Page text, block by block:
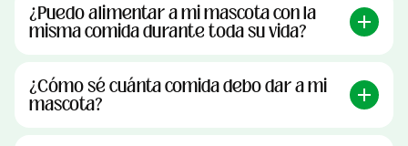
¿Puedo alimentar a mi mascota con la
misma comida durante toda su vida?
¿Cómo sé cuánta comida debo dar a mi
mascota?